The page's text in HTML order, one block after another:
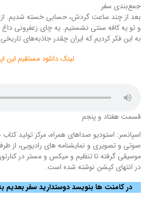
جمع‌بندی سفر
بعد از چند ساعت گردش، حسابی خسته شدیم. از
و تو یه کافه سنتی نشستیم. یه چای زعفرونی داغ
به این فکر کردیم که ایران چقدر جاذبه‌های تاریخی
لینک دانلود مستقیم این
قسمت هفتاد و پنجم
اسپانسر: استودیو صداهای همراه، مرکز تولید
صوتی و تصویری و نمایشنامه های رادیویی، از
موسیقی گرفته تا تنظیم و میکس و مستر در
در انتهای کپشن نوشته شده است.
در کامنت ها بنویسد دوستدارید سفر بعدیم